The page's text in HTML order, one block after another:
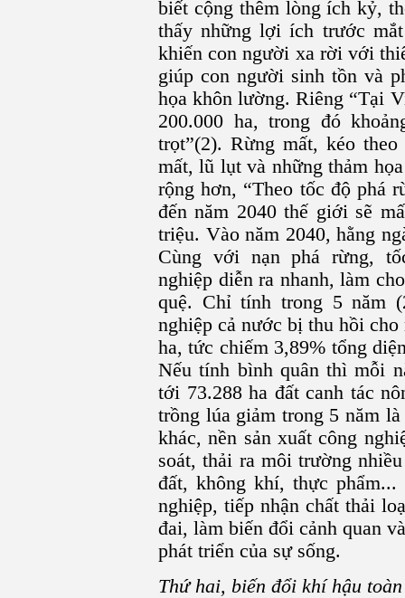
biết cộng thêm lòng ích kỷ,
thấy những lợi ích trước
khiến con người xa rời với
giúp con người sinh tồn và
họa khôn lường. Riêng “Tại
200.000 ha, trong đó
trọt”(2). Rừng mất, kéo
mất, lũ lụt và những thảm
rộng hơn, “Theo tốc độ phá
đến năm 2040 thế giới sẽ
triệu. Vào năm 2040, hằng
Cùng với nạn phá rừng,
nghiệp diễn ra nhanh, làm
quệ. Chỉ tính trong 5 năm
nghiệp cả nước bị thu hồi
ha, tức chiếm 3,89% tổng
Nếu tính bình quân thì mỗi
tới 73.288 ha đất canh tác
trồng lúa giảm trong 5 năm
khác, nền sản xuất công
soát, thải ra môi trường
đất, không khí, thực
nghiệp, tiếp nhận chất thải
đai, làm biến đổi cảnh quan
phát triển của sự sống.
Thứ hai, biến đổi khí hậu